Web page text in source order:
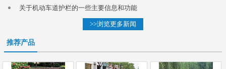
关于机动车道护栏的一些主要信息和功能
>>浏览更多新闻
推荐产品